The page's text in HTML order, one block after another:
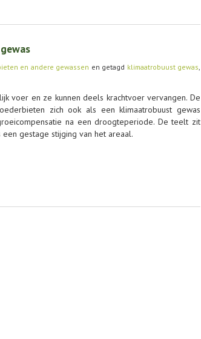
en andere gewassen en getagd klimaatrobuust gewas,
voer en ze kunnen deels krachtvoer vervangen. De
zich ook als een klimaatrobuust gewas
na een droogteperiode. De teelt zit
gestage stijging van het areaal.